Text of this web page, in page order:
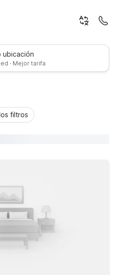
ubicación
· Mejor tarifa
filtros